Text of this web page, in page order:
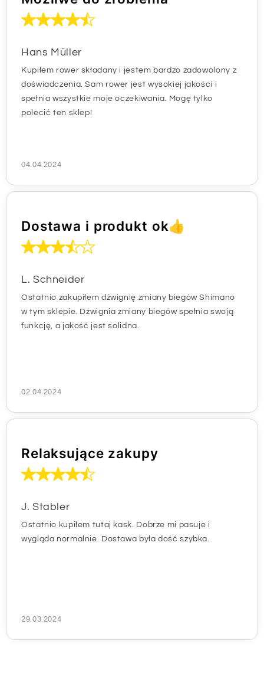
Hans Müller
Kupiłem rower składany i jestem bardzo zadowolony z
doświadczenia. Sam rower jest wysokiej jakości i
spełnia wszystkie moje oczekiwania. Mogę tylko
polecić ten sklep!
04.04.2024
Dostawa i produkt ok👍
L. Schneider
Ostatnio zakupiłem dźwignię zmiany biegów Shimano
w tym sklepie. Dźwignia zmiany biegów spełnia swoją
funkcję, a jakość jest solidna.
02.04.2024
Relaksujące zakupy
J. Stabler
Ostatnio kupiłem tutaj kask. Dobrze mi pasuje i
wygląda normalnie. Dostawa była dość szybka.
29.03.2024